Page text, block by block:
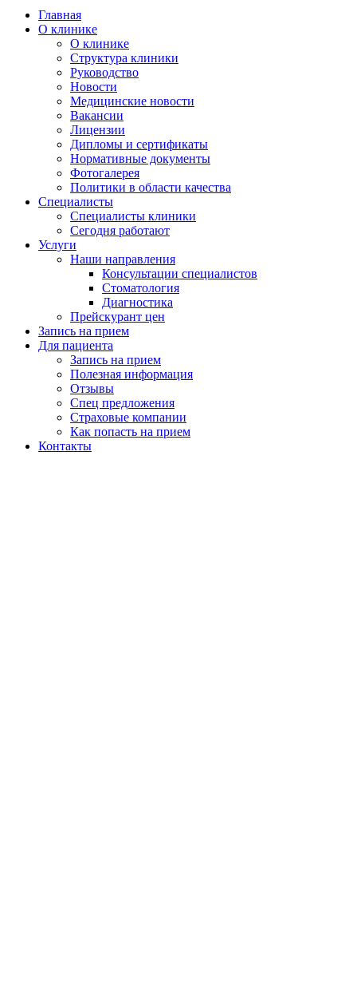
Главная
О клинике
О клинике
Структура клиники
Руководство
Новости
Медицинские новости
Вакансии
Лицензии
Дипломы и сертификаты
Нормативные документы
Фотогалерея
Политики в области качества
Специалисты
Специалисты клиники
Сегодня работают
Услуги
Наши направления
Консультации специалистов
Стоматология
Диагностика
Прейскурант цен
Запись на прием
Для пациента
Запись на прием
Полезная информация
Отзывы
Спец предложения
Страховые компании
Как попасть на прием
Контакты